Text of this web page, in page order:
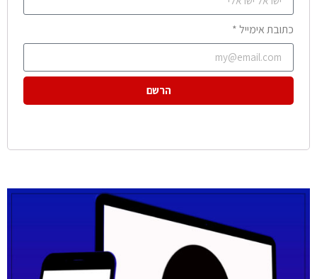
כתובת אימייל *
הרשם